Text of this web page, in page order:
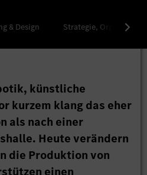
& Design Strategie,
künstliche
kurzem klang das eher
als nach einer
Heute verändern
die Produktion von